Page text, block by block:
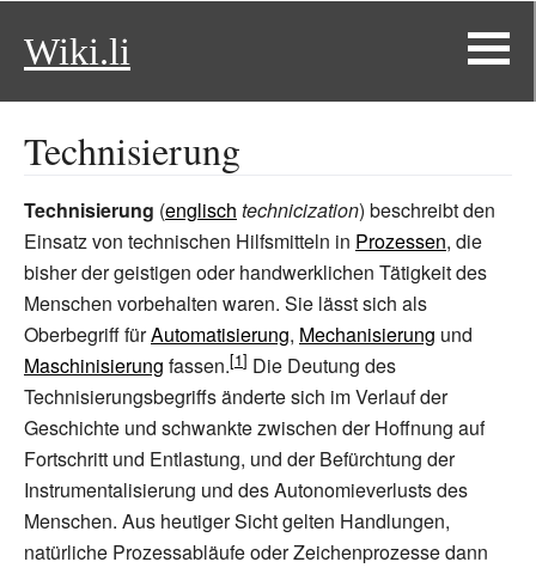
Wiki.li
Technisierung
Technisierung (englisch technicization) beschreibt den
Einsatz von technischen Hilfsmitteln in Prozessen, die
bisher der geistigen oder handwerklichen Tätigkeit des
Menschen vorbehalten waren. Sie lässt sich als
Oberbegriff fürAutomatisierung, Mechanisierung und
Maschinisierung fassen.
Die Deutung des
Technisierungsbegriffs änderte sich im Verlauf der
Geschichte und schwankte zwischen der Hoffnung auf
Fortschritt und Entlastung, und der Befürchtung der
Instrumentalisierung und des Autonomieverlusts des
Menschen. Aus heutiger Sicht gelten Handlungen,
natürliche Prozessabläufe oder Zeichenprozesse dann